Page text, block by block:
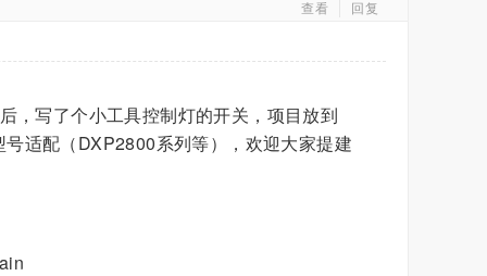
回复
查看
，写了个小工具控制灯的开关，项目放到
适配（DXP2800系列等），欢迎大家提建